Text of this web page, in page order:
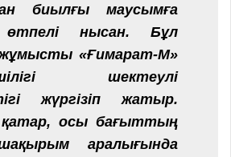
биылғы маусымға
өтпелі нысан. Бұл
жұмысты «Ғимарат-М»
шектеулі
жүргізіп жатыр.
осы бағыттың
аралығында